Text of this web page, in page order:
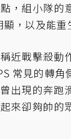
，組小隊的
，以及能重
近戰擊殺動
常見的轉角
出現的奔跑
來卻夠帥的